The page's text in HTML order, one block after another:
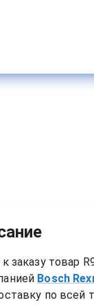
заказу товар
Bosch
по всей